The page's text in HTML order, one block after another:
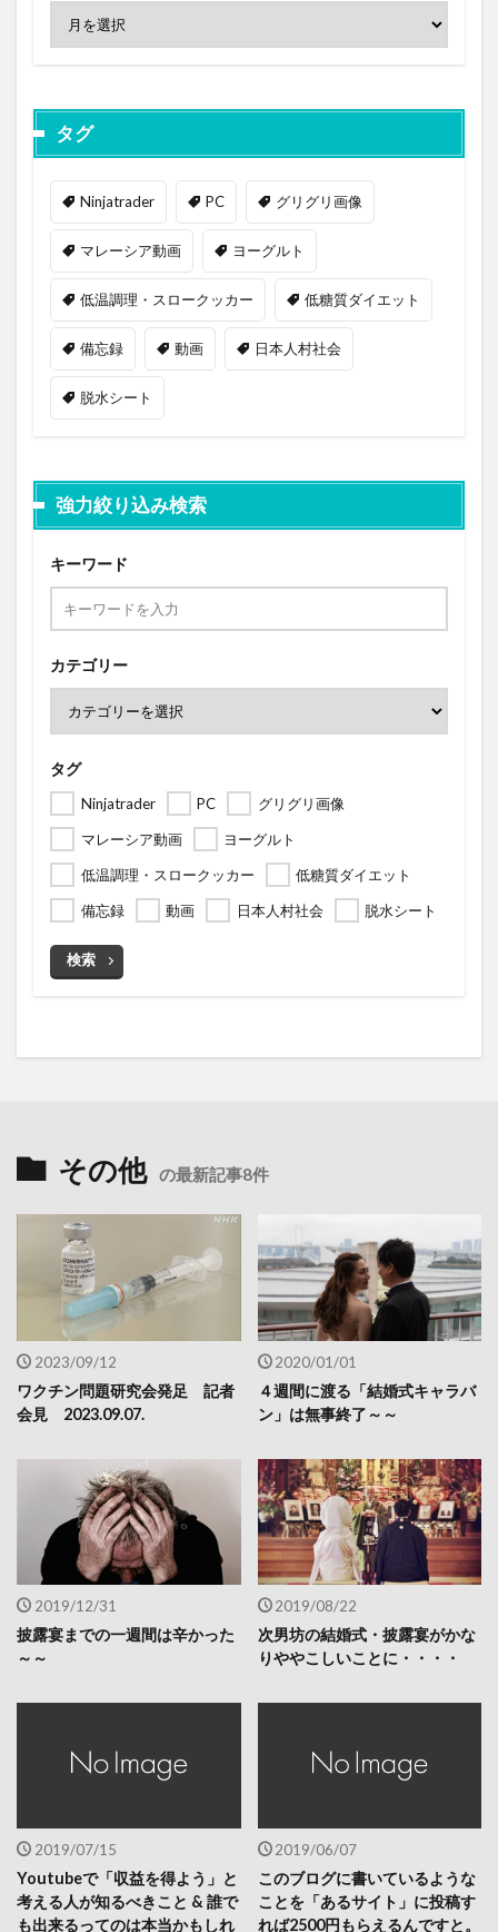
タグ
Ninjatrader PC グリグリ画像
マレーシア動画 ヨーグルト
低温調理・スロークッカー 低糖質ダイエット
備忘録 動画 日本人村社会
脱水シート
強力絞り込み検索
キーワード
カテゴリー
タグ
Ninjatrader PC
グリグリ画像
マレーシア動画
ヨーグルト
低温調理・スロークッカー
低糖質ダイエット
備忘録
動画 日本人村社会 脱水シート
検索
その他 の最新記事8件
2023/09/12
ワクチン問題研究会発足 記者
会見 2023.09.07.
2020/01/01
４週間に渡る「結婚式キャラバ
ン」は無事終了～～
2019/12/31
披露宴までの一週間は辛かった
～～
2019/08/22
次男坊の結婚式・披露宴がかな
りややこしいことに・・・・
2019/07/15
Youtubeで「収益を得よう」と
考える人が知るべきこと & 誰で
も出来るってのは本当かもしれ
2019/06/07
このブログに書いているような
ことを「あるサイト」に投稿す
れば2500円もらえるんですと。